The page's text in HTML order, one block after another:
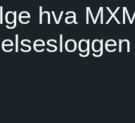
hva